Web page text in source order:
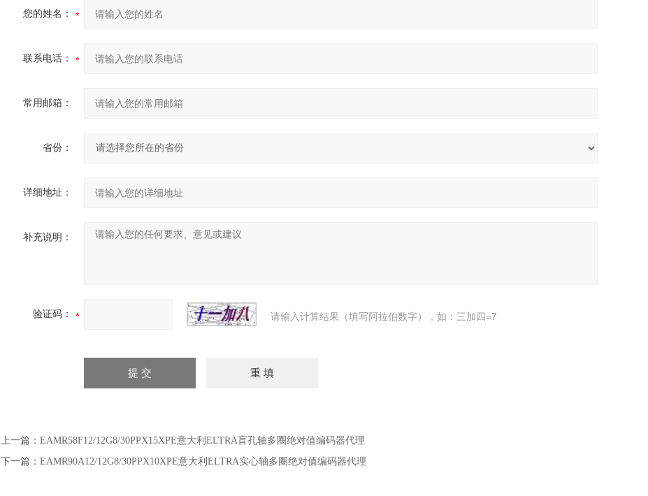
您的姓名：
联系电话：
常用邮箱：
省份：
详细地址：
补充说明：
验证码： 请输入计算结果（填写阿拉伯数字），如：三加四=7
上一篇： EAMR58F12/12G8/30PPX15XPE意大利ELTRA盲孔轴多圈绝对值编码器代理
下一篇： EAMR90A12/12G8/30PPX10XPE意大利ELTRA实心轴多圈绝对值编码器代理